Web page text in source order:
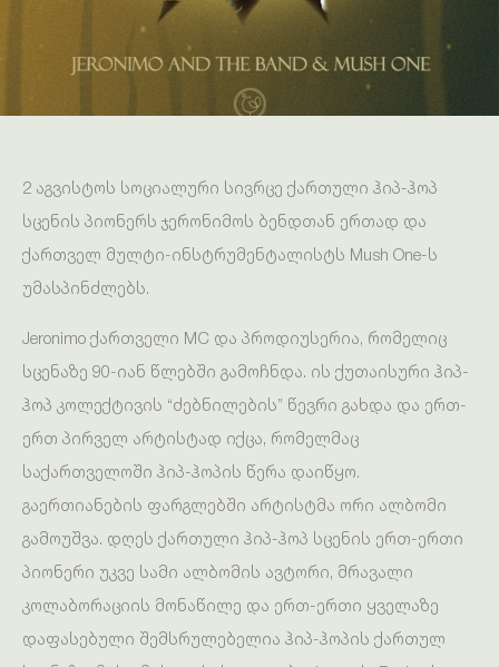
2 აგვისტოს სოციალური სივრცე ქართული ჰიპ-ჰოპ
სცენის პიონერს ჯერონიმოს ბენდთან ერთად და
ქართველ მულტი-ინსტრუმენტალისტს Mush One-ს
უმასპინძლებს.
Jeronimo ქართველი MC და პროდიუსერია, რომელიც
სცენაზე 90-იან წლებში გამოჩნდა. ის ქუთაისური ჰიპ-
ჰოპ კოლექტივის “ძებნილების” წევრი გახდა და ერთ-
ერთ პირველ არტისტად იქცა, რომელმაც
საქართველოში ჰიპ-ჰოპის წერა დაიწყო.
გაერთიანების ფარგლებში არტისტმა ორი ალბომი
გამოუშვა. დღეს ქართული ჰიპ-ჰოპ სცენის ერთ-ერთი
პიონერი უკვე სამი ალბომის ავტორი, მრავალი
კოლაბორაციის მონაწილე და ერთ-ერთი ყველაზე
დაფასებული შემსრულებელია ჰიპ-ჰოპის ქართულ